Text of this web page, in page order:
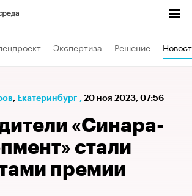
Экспертиза Решение
⁠, Екатеринбург , 20 ноя 2023, 07:56
«Синара-
стали
премии